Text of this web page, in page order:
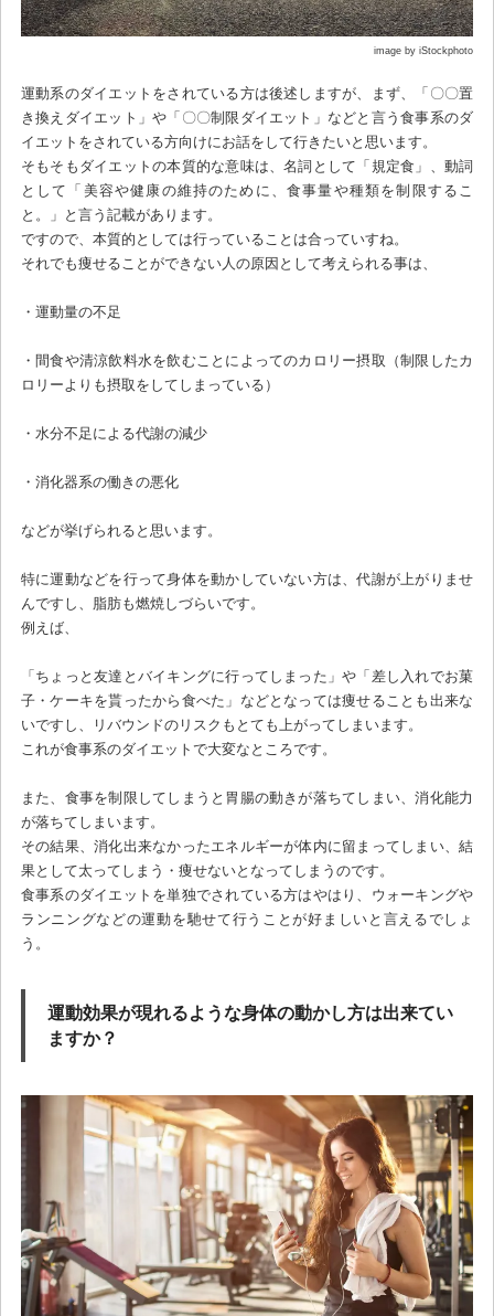
image by iStockphoto
運動系のダイエットをされている方は後述しますが、まず、「〇〇置
き換えダイエット」や「〇〇制限ダイエット」などと言う食事系のダ
イエットをされている方向けにお話をして行きたいと思います。
そもそもダイエットの本質的な意味は、名詞として「規定食」、動詞
として「美容や健康の維持のために、食事量や種類を制限するこ
と。」と言う記載があります。
ですので、本質的としては行っていることは合っていすね。
それでも痩せることができない人の原因として考えられる事は、
・運動量の不足
・間食や清涼飲料水を飲むことによってのカロリー摂取（制限したカ
ロリーよりも摂取をしてしまっている）
・水分不足による代謝の減少
・消化器系の働きの悪化
などが挙げられると思います。
特に運動などを行って身体を動かしていない方は、代謝が上がりませ
んですし、脂肪も燃焼しづらいです。
例えば、
「ちょっと友達とバイキングに行ってしまった」や「差し入れでお菓
子・ケーキを貰ったから食べた」などとなっては痩せることも出来な
いですし、リバウンドのリスクもとても上がってしまいます。
これが食事系のダイエットで大変なところです。
また、食事を制限してしまうと胃腸の動きが落ちてしまい、消化能力
が落ちてしまいます。
その結果、消化出来なかったエネルギーが体内に留まってしまい、結
果として太ってしまう・痩せないとなってしまうのです。
食事系のダイエットを単独でされている方はやはり、ウォーキングや
ランニングなどの運動を馳せて行うことが好ましいと言えるでしょ
う。
運動効果が現れるような身体の動かし方は出来てい
ますか？